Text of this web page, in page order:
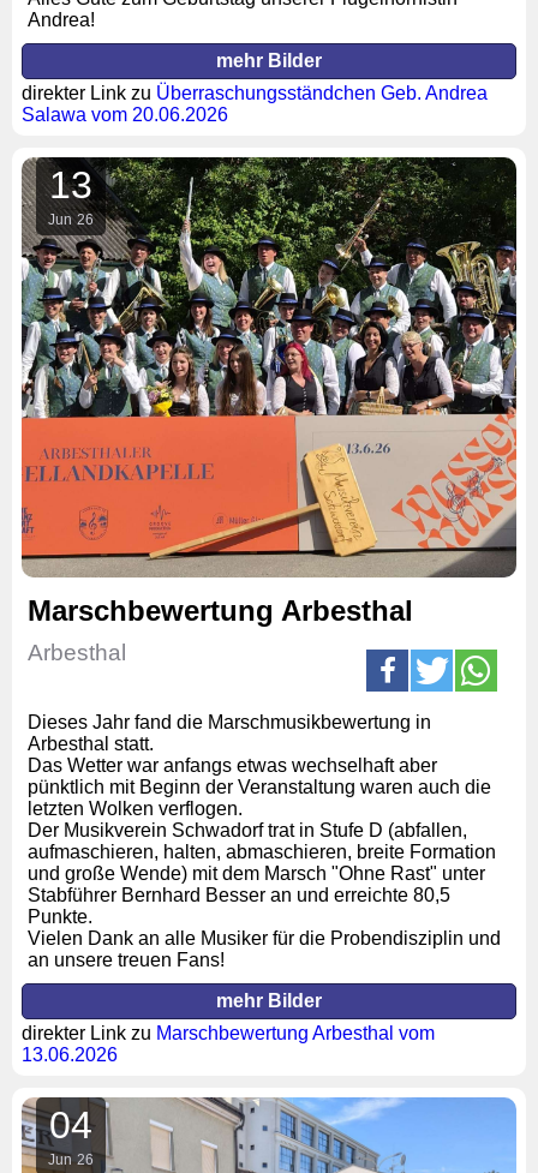
Andrea!
mehr Bilder
direkter Link zu Überraschungsständchen Geb. Andrea
Salawa vom 20.06.2026
13
Jun 26
Marschbewertung Arbesthal
Arbesthal
Dieses Jahr fand die Marschmusikbewertung in
Arbesthal statt.
Das Wetter war anfangs etwas wechselhaft aber
pünktlich mit Beginn der Veranstaltung waren auch die
letzten Wolken verflogen.
Der Musikverein Schwadorf trat in Stufe D (abfallen,
aufmaschieren, halten, abmaschieren, breite Formation
und große Wende) mit dem Marsch "Ohne Rast" unter
Stabführer Bernhard Besser an und erreichte 80,5
Punkte.
Vielen Dank an alle Musiker für die Probendisziplin und
an unsere treuen Fans!
mehr Bilder
direkter Link zu Marschbewertung Arbesthal vom
13.06.2026
04
Jun 26